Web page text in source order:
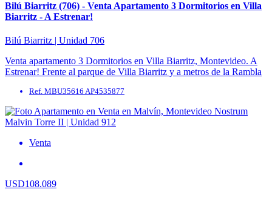
Bilú Biarritz (706) - Venta Apartamento 3 Dormitorios en Villa
Biarritz - A Estrenar!
Bilú Biarritz | Unidad 706
Venta apartamento 3 Dormitorios en Villa Biarritz, Montevideo. A
Estrenar! Frente al parque de Villa Biarritz y a metros de la Rambla
Ref. MBU35616 AP4535877
Venta
USD108.089